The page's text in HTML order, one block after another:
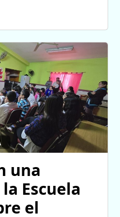
una
Escuela
el